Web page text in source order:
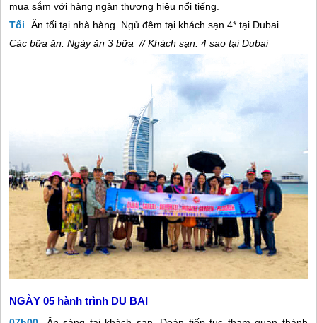
mua sắm với hàng ngàn thương hiệu nổi tiếng.
Tối
Ăn tối tại nhà hàng. Ngủ đêm tại khách sạn 4* tại Dubai
Các bữa ăn: Ngày ăn 3 bữa // Khách sạn: 4 sao tại Dubai
NGÀY 05 hành trình DU BAI